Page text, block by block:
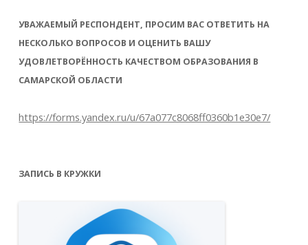
УВАЖАЕМЫЙ РЕСПОНДЕНТ, ПРОСИМ ВАС ОТВЕТИТЬ НА
НЕСКОЛЬКО ВОПРОСОВ И ОЦЕНИТЬ ВАШУ
УДОВЛЕТВОРЁННОСТЬ КАЧЕСТВОМ ОБРАЗОВАНИЯ В
САМАРСКОЙ ОБЛАСТИ
https://forms.yandex.ru/u/67a077c8068ff0360b1e30e7/
ЗАПИСЬ В КРУЖКИ